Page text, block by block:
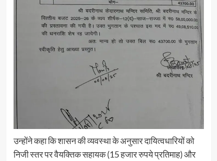
उन्होंने कहा कि शासन की व्यवस्था के अनुसार दायित्वधारियों को
निजी स्तर पर वैयक्तिक सहायक (15 हजार रुपये प्रतिमाह) और